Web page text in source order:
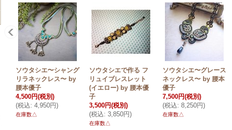
ソウタシエ〜シャング
リラネックレス〜 by
腰本優子
4,500円(税別)
(税込: 4,950円)
在庫数△
ソウタシエで作る フ
リュイブレスレット
(イエロー) by 腰本優
子
3,500円(税別)
(税込: 3,850円)
在庫数△
ソウタシエ〜グレース
ネックレス〜 by 腰本
優子
7,500円(税別)
(税込: 8,250円)
在庫数△